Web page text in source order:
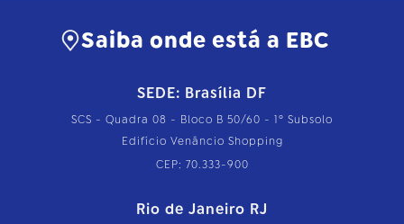
Saiba onde está a EBC
SEDE: Brasília DF
SCS - Quadra 08 - Bloco B 50/60 - 1º Subsolo
Edifício Venâncio Shopping
CEP: 70.333-900
Rio de Janeiro RJ